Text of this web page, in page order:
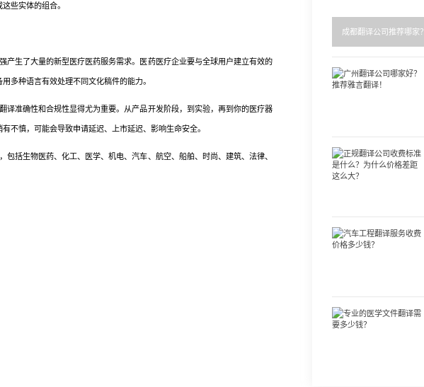
些实体的组合。
生了大量的新型医疗医药服务需求。医药医疗企业要与全球用户建立有效的
多种语言有效处理不同文化稿件的能力。
准确性和合规性显得尤为重要。从产品开发阶段，到实验，再到你的医疗器
不慎，可能会导致申请延迟、上市延迟、影响生命安全。
生物医药、化工、医学、机电、汽车、航空、船舶、时尚、建筑、法律、
成都翻译公司推荐哪家